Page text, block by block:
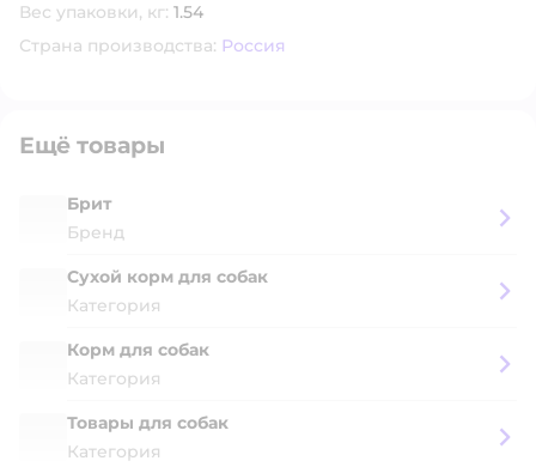
Вес упаковки, кг: 1.54
Страна производства: Россия
Ещё товары
Брит
Бренд
Сухой корм для собак
Категория
Корм для собак
Категория
Товары для собак
Категория